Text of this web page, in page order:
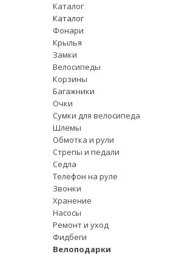
Каталог
Каталог
Фонари
Крылья
Замки
Велосипеды
Корзины
Багажники
Очки
Сумки для велосипеда
Шлемы
Обмотка и рули
Стрепы и педали
Седла
Телефон на руле
Звонки
Хранение
Насосы
Ремонт и уход
Фидбеги
Велоподарки